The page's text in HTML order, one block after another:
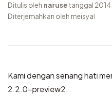
Ditulis oleh naruse tanggal
Diterjemahkan oleh meisyal
Kami dengan senang hati
2.2.0-preview2.